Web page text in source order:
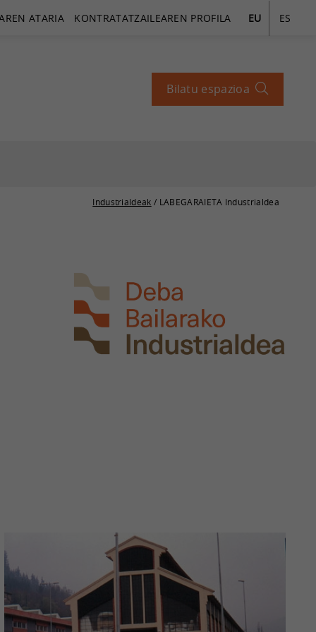
ATARIA KONTRATATZAILEAREN PROFILA EU ES
Bilatu espazioa
Industrialdeak / LABEGARAIETA Industrialdea